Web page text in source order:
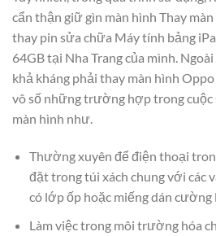
cẩn thận giữ gìn màn hình Thay
thay pin sửa chữa Máy tính bảng
64GB tại Nha Trang của mình.
khả kháng phải thay màn hình
vô số những trường hợp trong cuộc
màn hình như.
Thường xuyên để điện thoại
đặt trong túi xách chung với các
có lớp ốp hoặc miếng dán cường
Làm việc trong môi trường hóa